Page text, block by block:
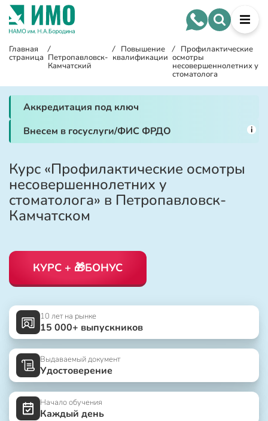
Главная
страница
/
Петропавловск-
Камчатский
/ Повышение
квалификации
/ Профилактические
осмотры
несовершеннолетних у
стоматолога
Аккредитация под ключ
Внесем в госуслуги/ФИС ФРДО
i
Курс «Профилактические осмотры
несовершеннолетних у
стоматолога» в Петропавловск-
Камчатском
КУРС + 🎁БОНУС
10 лет на рынке
15 000+ выпускников
Выдаваемый документ
Удостоверение
Начало обучения
Каждый день